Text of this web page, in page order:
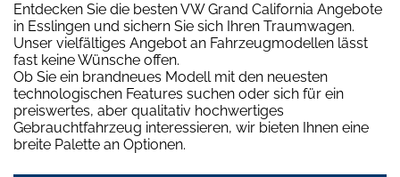
Entdecken Sie die besten VW Grand California Angebote
in Esslingen und sichern Sie sich Ihren Traumwagen.
Unser vielfältiges Angebot an Fahrzeugmodellen lässt
fast keine Wünsche offen.
Ob Sie ein brandneues Modell mit den neuesten
technologischen Features suchen oder sich für ein
preiswertes, aber qualitativ hochwertiges
Gebrauchtfahrzeug interessieren, wir bieten Ihnen eine
breite Palette an Optionen.